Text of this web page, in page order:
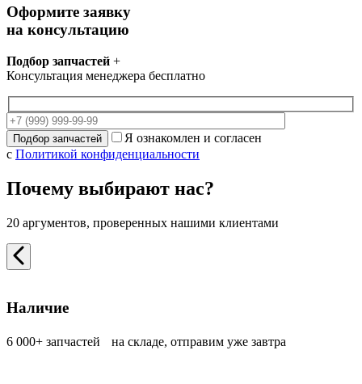
Оформите заявку
на консультацию
Подбор запчастей +
Консультация менеджера бесплатно
Я ознакомлен и согласен
с Политикой конфиденциальности
Почему выбирают нас?
20 аргументов, проверенных нашими клиентами
Наличие
6 000+ запчастей на складе, отправим уже завтра